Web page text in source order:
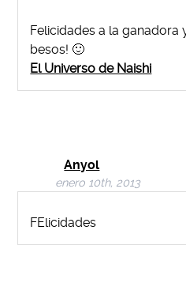
Felicidades a la ganadora
besos! 🙂
El Universo de Naishi
Anyol
enero 10th, 2013
FElicidades